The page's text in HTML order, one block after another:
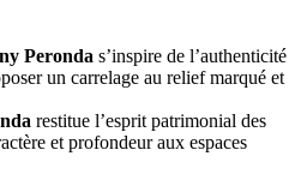
Peronda s’inspire de l’authenticité
un carrelage au relief marqué et
restitue l’esprit patrimonial des
et profondeur aux espaces